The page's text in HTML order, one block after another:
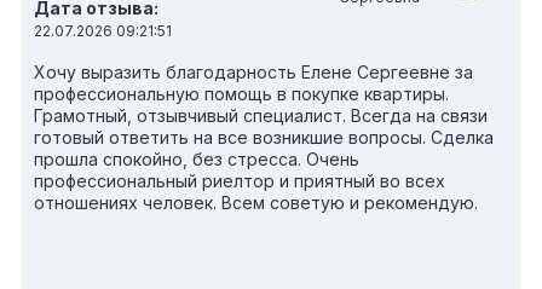
Дата отзыва:
22.07.2026 09:21:51
Хочу выразить благодарность Елене Сергеевне за
профессиональную помощь в покупке квартиры.
Грамотный, отзывчивый специалист. Всегда на связи
готовый ответить на все возникшие вопросы. Сделка
прошла спокойно, без стресса. Очень
профессиональный риелтор и приятный во всех
отношениях человек. Всем советую и рекомендую.